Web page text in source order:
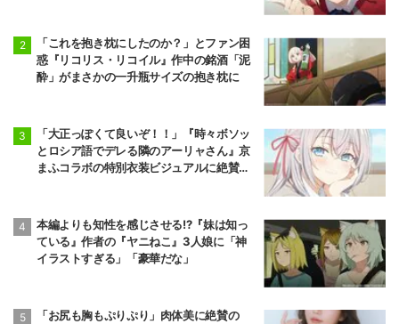
「これを抱き枕にしたのか？」とファン困
惑『リコリス・リコイル』作中の銘酒「泥
酔」がまさかの一升瓶サイズの抱き枕に
「大正っぽくて良いぞ！！」『時々ボソッ
とロシア語でデレる隣のアーリャさん』京
まふコラボの特別衣装ビジュアルに絶賛の
本編よりも知性を感じさせる!?『妹は知っ
ている』作者の『ヤニねこ』3人娘に「神
イラストすぎる」「豪華だな」
「お尻も胸もぷりぷり」肉体美に絶賛の